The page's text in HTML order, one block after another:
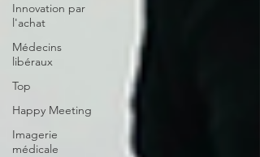
Innovation par
l'achat
Médecins
libéraux
Top
Happy Meeting
Imagerie
médicale